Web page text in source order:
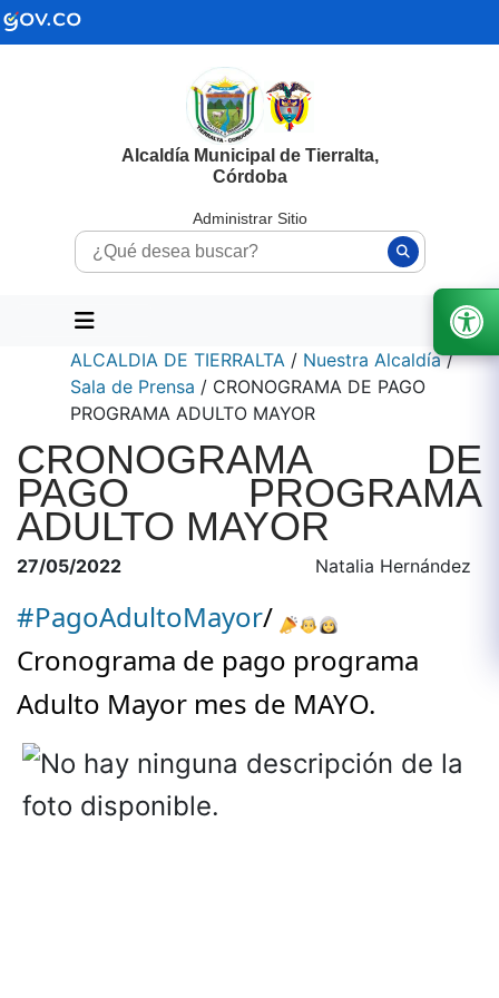
Alcaldía Municipal de Tierralta,
Córdoba
Administrar Sitio
ALCALDIA DE TIERRALTA / Nuestra Alcaldía/
Sala de Prensa / CRONOGRAMA DE PAGO
PROGRAMA ADULTO MAYOR
CRONOGRAMA DE
PAGO PROGRAMA
ADULTO MAYOR
27/05/2022 Natalia Hernández
#PagoAdultoMayor/
Cronograma de pago programa
Adulto Mayor mes de MAYO.